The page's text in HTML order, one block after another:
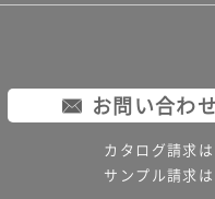
お問い合わ
カタログ請求
サンプル請求